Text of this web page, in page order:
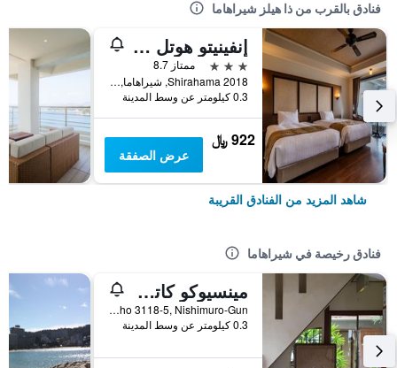
فنادق بالقرب من ذا هيلز شيراهاما
إنفينيتو هوتل آند سبا نانكي شيراهاما
3 نجوم
ممتاز 8.7
Shirahama 2018, شيراهاما, اليابان
0.3 كيلومتر عن وسط المدينة
922 ﷼
عرض الصفقة
شاهد المزيد من الفنادق القريبة
فنادق رخيصة في شيراهاما
مينسيوكو كاتسويا
Shirahama Cho 3118-5, Nishimuro-Gun, شيراهاما, اليابان
0.3 كيلومتر عن وسط المدينة